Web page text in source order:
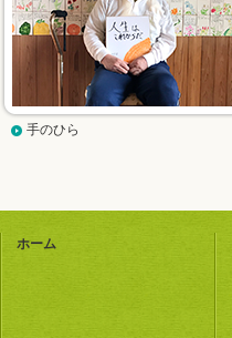
手のひら
ホーム